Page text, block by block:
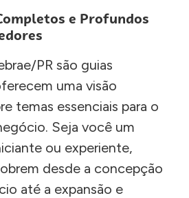
e Profundos
PR são guias
uma visão
temas essenciais para o
Seja você um
ou experiente,
desde a concepção
até a expansão e